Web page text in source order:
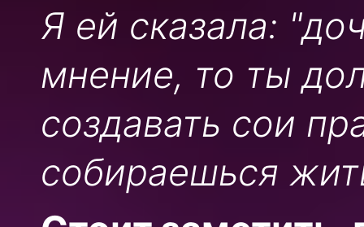
Я ей сказала:
мнение, то ты
создавать сои
собираешься